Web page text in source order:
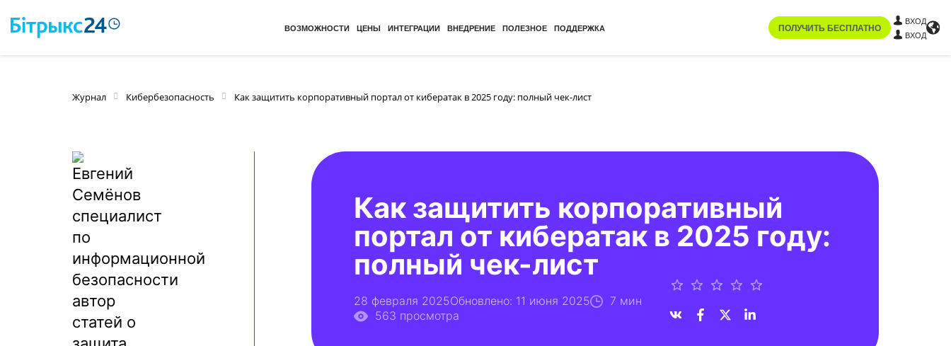
ВОЗМОЖНОСТИ ЦЕНЫ ИНТЕГРАЦИИ ВНЕДРЕНИЕ ПОЛЕЗНОЕ ПОДДЕРЖКА ПОЛУЧИТЬ БЕСПЛАТНО
ВХОД
ВХОД
Журнал Кибербезопасность Как защитить корпоративный портал от кибератак в 2025 году: полный чек-лист
Как защитить корпоративный
портал от кибератак в 2025 году:
полный чек-лист
28 февраля 2025Обновлено: 11 июня 2025
7 мин
563 просмотра